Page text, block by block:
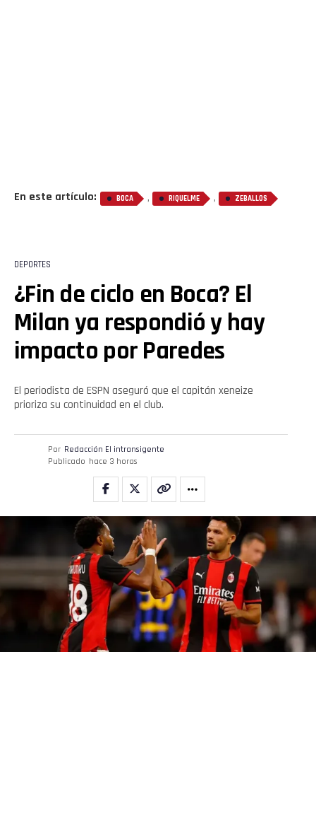
En este artículo: BOCA , RIQUELME , ZEBALLOS
DEPORTES
¿Fin de ciclo en Boca? El
Milan ya respondió y hay
impacto por Paredes
El periodista de ESPN aseguró que el capitán xeneize
prioriza su continuidad en el club.
Por Redacción El intransigente
Publicado hace 3 horas